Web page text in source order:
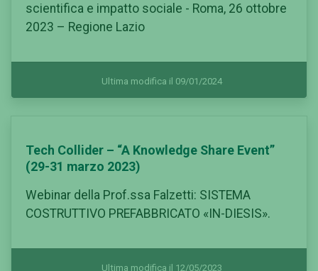
scientifica e impatto sociale - Roma, 26 ottobre
2023 – Regione Lazio
Ultima modifica il 09/01/2024
Tech Collider – “A Knowledge Share Event”
(29-31 marzo 2023)
Webinar della Prof.ssa Falzetti: SISTEMA
COSTRUTTIVO PREFABBRICATO «IN-DIESIS».
Ultima modifica il 12/05/2023